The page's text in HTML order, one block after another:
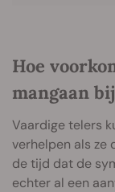
Hoe
mangaan
Vaardige telers
verhelpen als ze
de tijd dat de
echter al een